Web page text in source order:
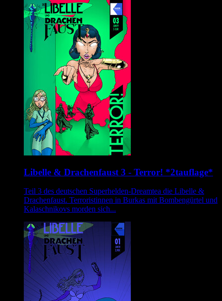
Libelle & Drachenfaust 3 - Terror! *2tauflage*
Teil 3 des deutschen Superhelden-Dreamtea die Libelle &
Drachenfaust. Terroristinnen in Burkas mit Bombengürtel und
Kalaschnikovs morden sich...